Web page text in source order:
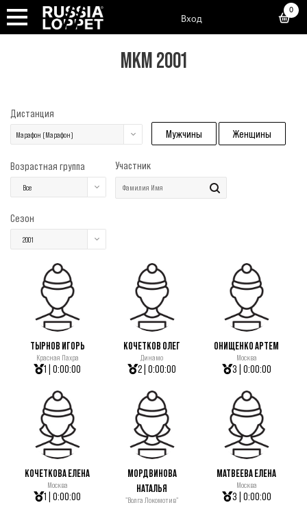
Вход
0
МКМ 2001
Дистанция
Марафон (Марафон) Мужчины Женщины
Возрастная группа
Все
Участник
Сезон
2001
ТЫРНОВ ИГОРЬ
Красная Пахра
1 | 0:00:00
КОЧЕТКОВ ОЛЕГ
Динамо
2 | 0:00:00
ОНИЩЕНКО АРТЕМ
Москва
3 | 0:00:00
КОЧЕТКОВА ЕЛЕНА
Москва
1 | 0:00:00
МОРДВИНОВА
НАТАЛЬЯ
"Волга Локомотив"
МАТВЕЕВА ЕЛЕНА
Москва
3 | 0:00:00